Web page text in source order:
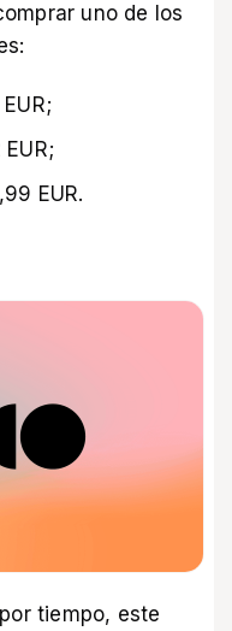
uno de los
EUR.
tiempo, este